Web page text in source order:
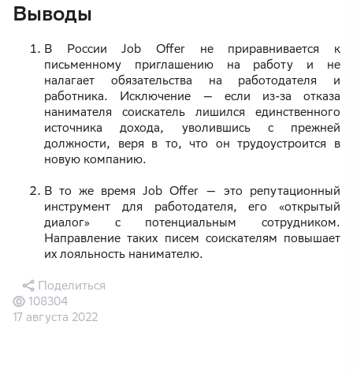
Выводы
В России Job Offer не приравнивается к
письменному приглашению на работу и не
налагает обязательства на работодателя и
работника. Исключение — если из-за отказа
нанимателя соискатель лишился единственного
источника дохода, уволившись с прежней
должности, веря в то, что он трудоустроится в
новую компанию.
В то же время Job Offer — это репутационный
инструмент для работодателя, его «открытый
диалог» с потенциальным сотрудником.
Направление таких писем соискателям повышает
их лояльность нанимателю.
17 августа 2022
108304
Поделиться